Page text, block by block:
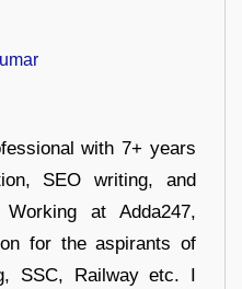
with 7+ years
SEO writing, and
Working at Adda247,
for the aspirants of
SSC, Railway etc. I